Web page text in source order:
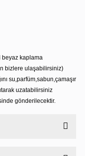
beyaz kaplama
bizlere ulaşabilirsiniz)
su,parfüm,sabun,çamaşır
uzatabilirsiniz
gönderilecektir.